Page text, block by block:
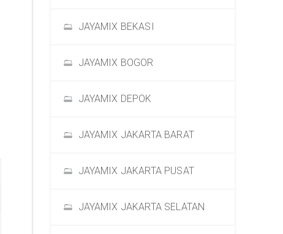
JAYAMIX BEKASI
JAYAMIX BOGOR
JAYAMIX DEPOK
JAYAMIX JAKARTA BARAT
JAYAMIX JAKARTA PUSAT
JAYAMIX JAKARTA SELATAN